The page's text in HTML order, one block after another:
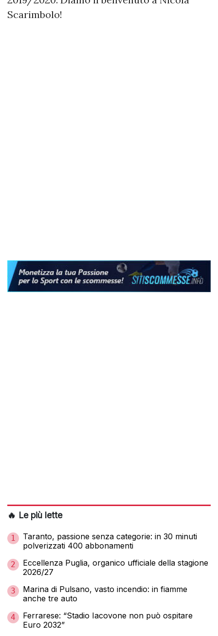
Scarimbolo!
🔥 Le più lette
1
Taranto, passione senza categorie: in 30 minuti
polverizzati 400 abbonamenti
2
Eccellenza Puglia, organico ufficiale della stagione
2026/27
3
Marina di Pulsano, vasto incendio: in fiamme
anche tre auto
4
Ferrarese: “Stadio Iacovone non può ospitare
Euro 2032”